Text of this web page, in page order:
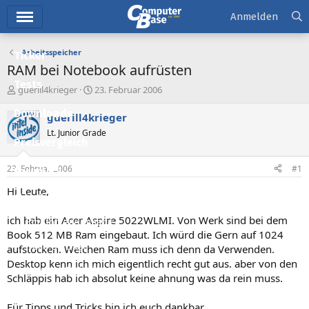
Ticker
Tests
Downloads
Preisvergleich
Forum
Aktuelles
Empfohlene Inhalte
Neue Beiträge
Neueste Aktivitäten
Anmelden
Arbeitsspeicher
RAM bei Notebook aufrüsten
E
s
t
e
e
guerill4krieger
E
s
e
t
23. Februar 2006
guerill4krieger
Lt. Junior Grade
23. Februar 2006 #1
Hi Leute,
ich hab ein Acer Aspire 5022WLMI. Von Werk sind bei dem
Book 512 MB Ram eingebaut. Ich würd die Gern auf 1024
aufstocken. Welchen Ram muss ich denn da Verwenden.
Desktop kenn ich mich eigentlich recht gut aus. aber von den
Schläppis hab ich absolut keine ahnung was da rein muss.